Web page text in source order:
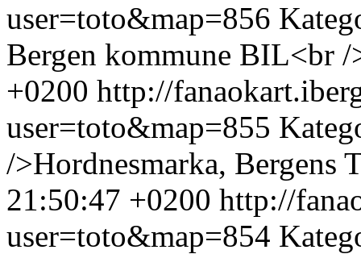
user=toto&map=856
Bergen kommune BIL<br /
+0200 http://
user=toto&map=855
/>Hordnesmarka, Bergens
21:50:47 +0200 http://
user=toto&map=854